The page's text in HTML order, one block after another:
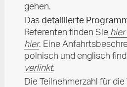
gehen.
Das detaillierte
Referenten finden Sie
hier. Eine
polnisch und englisch
verlinkt.
Die Teilnehmerzahl für die